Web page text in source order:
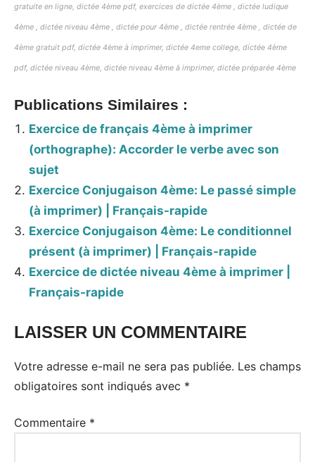
gratuite en ligne, dictée 4ème pdf, exercices de dictée 4ème , dictée ludique
4ème , dictée niveau 4ème , dictée pour 4ème , dictée rentrée 4ème , dictée de
4ème gratuit pdf, dictée 4ème à imprimer, dictée 4eme college, dictée 4ème
pdf, dictée niveau 4ème, dictée niveau 4ème à imprimer, dictée préparée 4ème
Publications Similaires :
Exercice de français 4ème à imprimer
(orthographe): Accorder le verbe avec son
sujet
Exercice Conjugaison 4ème: Le passé simple
(à imprimer) | Français-rapide
Exercice Conjugaison 4ème: Le conditionnel
présent (à imprimer) | Français-rapide
Exercice de dictée niveau 4ème à imprimer |
Français-rapide
LAISSER UN COMMENTAIRE
Votre adresse e-mail ne sera pas publiée. Les champs
obligatoires sont indiqués avec *
Commentaire *